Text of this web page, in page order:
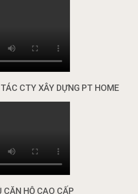
CTY XÂY DỰNG PT HOME
HỘ CAO CẤP